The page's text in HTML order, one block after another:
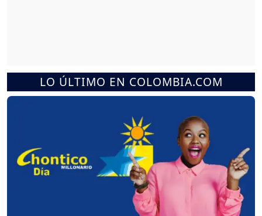
LO ÚLTIMO EN COLOMBIA.COM